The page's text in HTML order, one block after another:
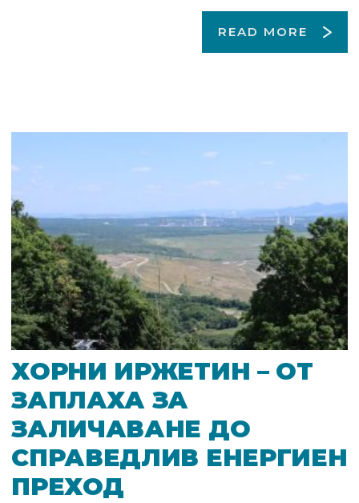
READ MORE
ХОРНИ ИРЖЕТИН – ОТ
ЗАПЛАХА ЗА
ЗАЛИЧАВАНЕ ДО
СПРАВЕДЛИВ ЕНЕРГИЕН
ПРЕХОД